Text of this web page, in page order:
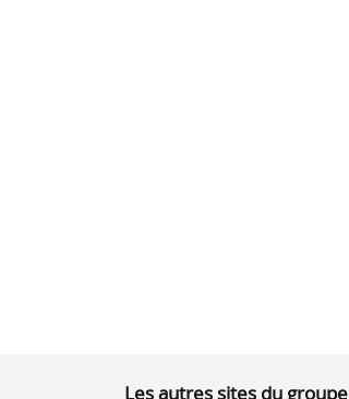
Les autres sites du groupe